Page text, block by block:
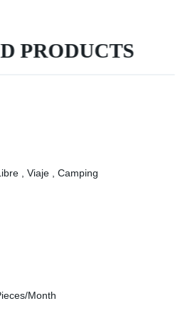
PRODUCTS
, Viaje , Camping
Month